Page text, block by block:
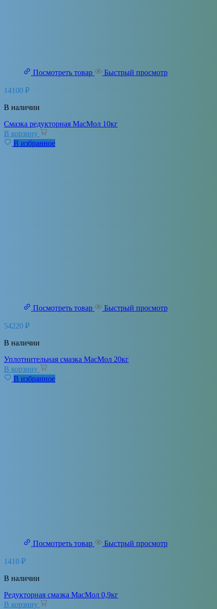
Посмотреть товар Быстрый просмотр
14100 ₽
В наличии
Cмазка редукторная МасМол 10кг
В корзину
В избранное
Посмотреть товар Быстрый просмотр
54220 ₽
В наличии
Уплотнительная смазка МасМол 20кг
В корзину
В избранное
Посмотреть товар Быстрый просмотр
1410 ₽
В наличии
Редукторная смазка МасМол 0,9кг
В корзину